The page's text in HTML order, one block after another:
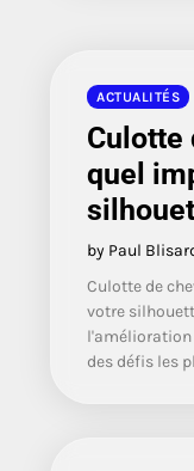
ACTUALITÉS
Culotte
quel
by Paul
Culotte de
votre
l'amélioration
des défis les